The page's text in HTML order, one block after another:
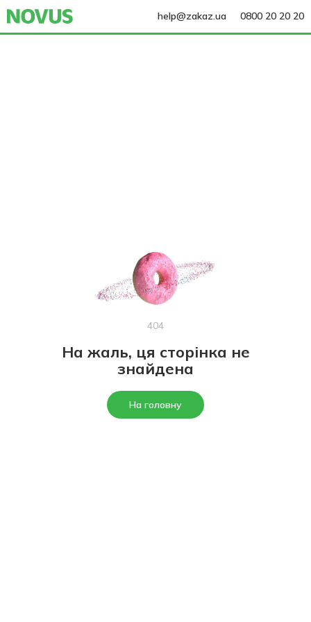
help@zakaz.ua 0800 20 20 20
404
На жаль, ця сторінка не
знайдена
На головну